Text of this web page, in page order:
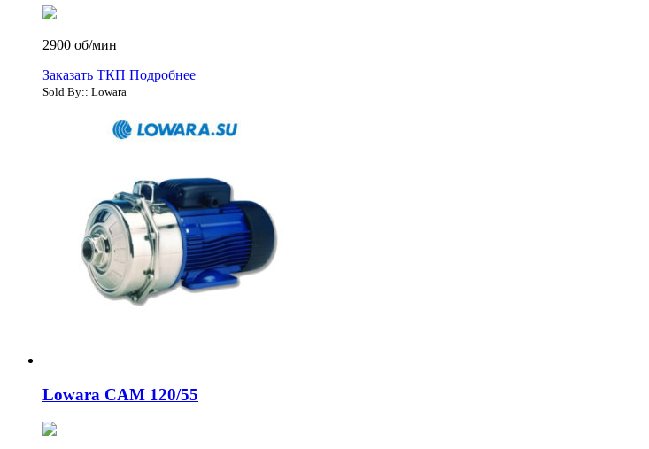
2900 об/мин
Заказать ТКП Подробнее
Sold By:: Lowara
Lowara CAM 120/55